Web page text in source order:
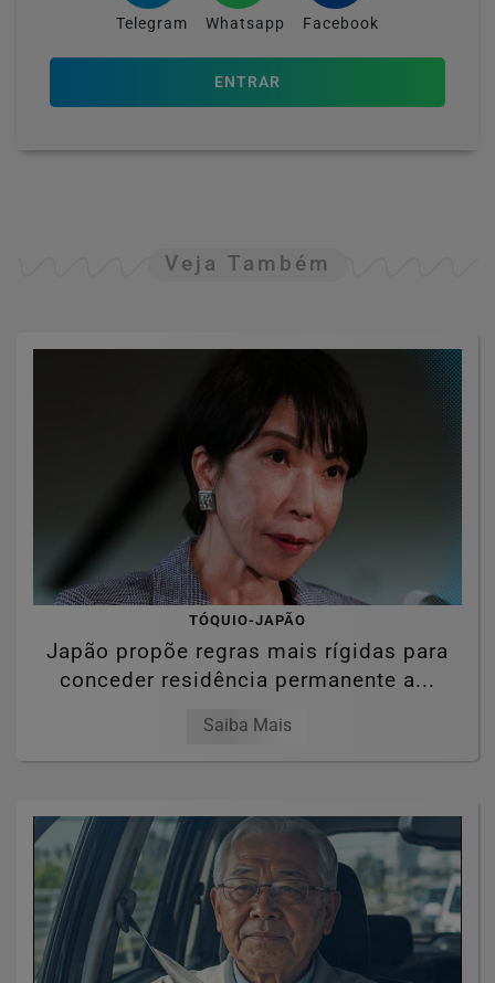
Telegram Whatsapp Facebook
ENTRAR
Veja Também
TÓQUIO-JAPÃO
Japão propõe regras mais rígidas para
conceder residência permanente a...
Saiba Mais